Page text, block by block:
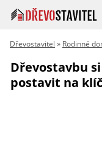
Dřevostavitel » Rodinné
Dřevostavbu
postavit na